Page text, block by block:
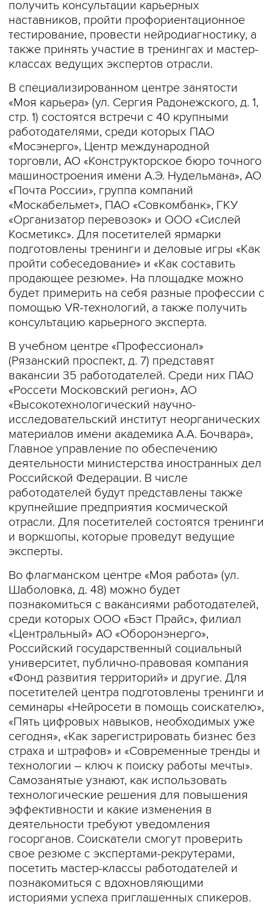
получить консультации карьерных
наставников, пройти профориентационное
тестирование, провести нейродиагностику, а
также принять участие в тренингах и мастер-
классах ведущих экспертов отрасли.
В специализированном центре занятости
«Моя карьера» (ул. Сергия Радонежского, д. 1,
стр. 1) состоятся встречи с 40 крупными
работодателями, среди которых ПАО
«Мосэнерго», Центр международной
торговли, АО «Конструкторское бюро точного
машиностроения имени А.Э. Нудельмана», АО
«Почта России», группа компаний
«Москабельмет», ПАО «Совкомбанк», ГКУ
«Организатор перевозок» и ООО «Сислей
Косметикс». Для посетителей ярмарки
подготовлены тренинги и деловые игры «Как
пройти собеседование» и «Как составить
продающее резюме». На площадке можно
будет примерить на себя разные профессии с
помощью VR-технологий, а также получить
консультацию карьерного эксперта.
В учебном центре «Профессионал»
(Рязанский проспект, д. 7) представят
вакансии 35 работодателей. Среди них ПАО
«Россети Московский регион», АО
«Высокотехнологический научно-
исследовательский институт неорганических
материалов имени академика А.А. Бочвара»,
Главное управление по обеспечению
деятельности министерства иностранных дел
Российской Федерации. В числе
работодателей будут представлены также
крупнейшие предприятия космической
отрасли. Для посетителей состоятся тренинги
и воркшопы, которые проведут ведущие
эксперты.
Во флагманском центре «Моя работа» (ул.
Шаболовка, д. 48) можно будет
познакомиться с вакансиями работодателей,
среди которых ООО «Бэст Прайс», филиал
«Центральный» АО «Оборонэнерго»,
Российский государственный социальный
университет, публично-правовая компания
«Фонд развития территорий» и другие. Для
посетителей центра подготовлены тренинги и
семинары «Нейросети в помощь соискателю»,
«Пять цифровых навыков, необходимых уже
сегодня», «Как зарегистрировать бизнес без
страха и штрафов» и «Современные тренды и
технологии – ключ к поиску работы мечты».
Самозанятые узнают, как использовать
технологические решения для повышения
эффективности и какие изменения в
деятельности требуют уведомления
госорганов. Соискатели смогут проверить
свое резюме с экспертами-рекрутерами,
посетить мастер-классы работодателей и
познакомиться с вдохновляющими
историями успеха приглашенных спикеров.